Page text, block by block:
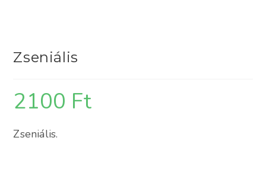
Zseniális
2100 Ft
Zseniális.